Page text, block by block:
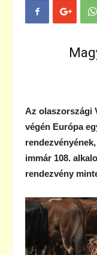
Az olaszországi
végén Európa
immár 108.
rendezvény